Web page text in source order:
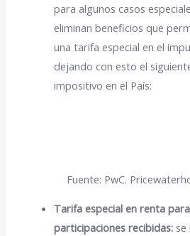
para algunos casos
eliminan beneficios que
una tarifa especial en el
dejando con esto el
impositivo en el País:
Fuente: PwC.
Tarifa especial en renta
participaciones recibidas: se